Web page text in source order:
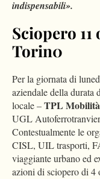
indispensabili».
Sciopero
Torin0
Per la giornata di
aziendale della durata
locale –TPL Mobilità
UGL
Contestualmente le
CISL, UIL trasporti,
viaggiante urbano ed
azioni di sciopero di